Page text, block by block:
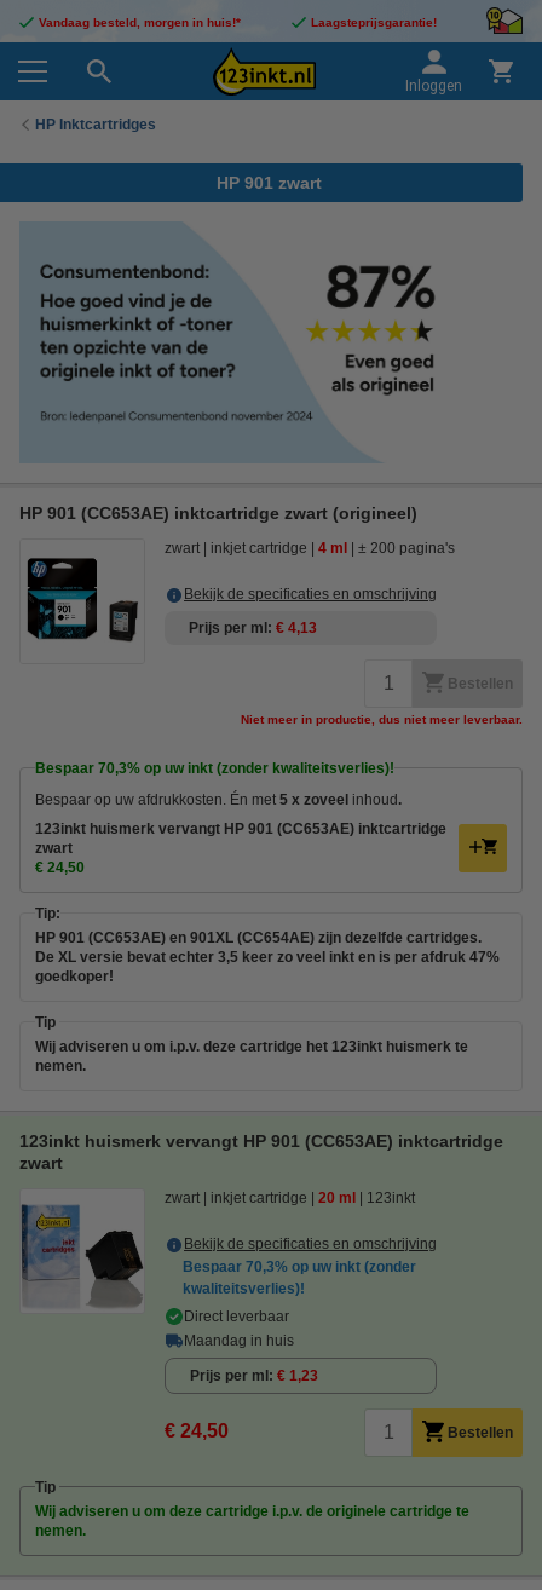
Vandaag besteld, morgen in huis!* Laagsteprijsgarantie!
Inloggen
HP Inktcartridges
HP 901 zwart
HP 901 (CC653AE) inktcartridge zwart (origineel)
zwart inkjet cartridge 4 ml ± 200 pagina's
Bekijk de specificaties en omschrijving
Prijs per ml
€ 4,13
Bestellen
Niet meer in productie, dus niet meer leverbaar.
Bespaar 70,3% op uw inkt (zonder kwaliteitsverlies)!
Bespaar op uw afdrukkosten. Én met 5 x zoveel inhoud .
123inkt huismerk vervangt HP 901 (CC653AE) inktcartridge
zwart
€ 24,50
Tip:
HP 901 (CC653AE) en 901XL (CC654AE) zijn dezelfde cartridges.
De XL versie bevat echter 3,5 keer zo veel inkt en is per afdruk 47%
goedkoper!
Tip
Wij adviseren u om i.p.v. deze cartridge het 123inkt huismerk te
nemen.
123inkt huismerk vervangt HP 901 (CC653AE) inktcartridge
zwart
zwart inkjet cartridge 20 ml 123inkt
Bekijk de specificaties en omschrijving
Bespaar 70,3% op uw inkt (zonder
kwaliteitsverlies)!
Direct leverbaar
Maandag in huis
Prijs per ml € 1,23
€ 24,50 Bestellen
Tip
Wij adviseren u om deze cartridge i.p.v. de originele cartridge te
nemen.